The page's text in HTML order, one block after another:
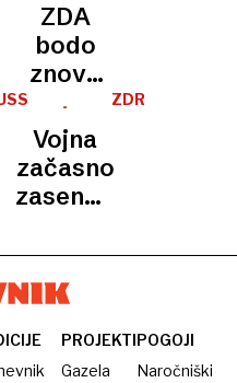
ZDA
bodo
znova
sankcionirale
izvoz
ruske
nafte
FORD
ZDRUŽENO
/
Vojna
začasno
zasenčila
dala
priložnost
Starmerju
PROJEKTI
Gazela
POGOJI
Naročniški